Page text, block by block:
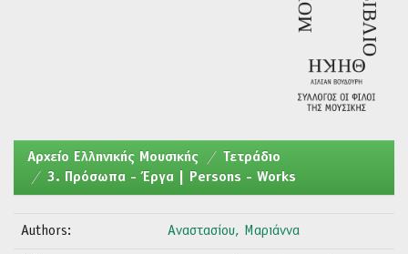
Aρχείο Ελληνικής Μουσικής
Τετράδιο
3. Πρόσωπα - Έργα | Persons - Works
Authors: Αναστασίου, Μαριάννα